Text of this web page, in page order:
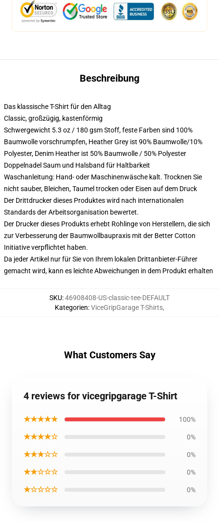
Beschreibung
Das klassische T-Shirt für den Alltag
Classic, großzügig, kastenförmig
Schwergewicht 5.3 oz / 180 gsm Stoff, feste Farben sind 100%
Baumwolle vorschrumpfen, Heather Grey ist 90% Baumwolle/10%
Polyester, Denim Heather ist 50% Baumwolle / 50% Polyester
Doppelnadel Saum und Halsband für Haltbarkeit
Waschanleitung: Hand- oder Maschinenwäsche kalt. Trocknen Sie
nicht sauber, Bleichen, Taumel trocken oder Eisen auf dem Druck
Der Drittdrucker dieses Produktes wird nach internationalen
Standards der Arbeitsorganisation bewertet.
Der Drucker dieses Produkts erhebt Rohlinge von Herstellern, die sich
zur Verbesserung der Baumwollbaupraxis mit der Better Cotton
Initiative verpflichtet haben.
Da jeder Artikel nur für Sie von Ihrem lokalen Drittanbieter-Führer
gemacht wird, kann es leichte Abweichungen in dem Produkt erhalten
SKU:46908408-US-classic-tee-DEFAULT
Kategorien:ViceGripGarage T-Shirts,
What Customers Say
4 reviews for vicegripgarage T-Shirt
★★★★★ 100%
★★★★☆ 0%
★★★☆☆ 0%
★★☆☆☆ 0%
★☆☆☆☆ 0%